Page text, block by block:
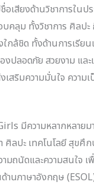
อเสียงด้านวิชาการใน
คลุม ทั้งวิชาการ ศิลปะ
ล้ชิด ทั้งด้านการเรียน
ปลอดภัย สวยงาม และ
เสริมความมั่นใจ คว
มีความหลากหลายม
ปะ เทคโนโลยี สุขศึ
มถนัดและความสนใจ
นภาษาอังกฤษ